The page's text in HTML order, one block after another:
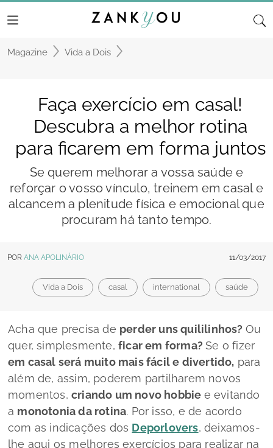
Magazine Vida a Dois
Faça exercício em casal!
Descubra a melhor rotina
para ficarem em forma juntos
Se querem melhorar a vossa saúde e
reforçar o vosso vínculo, treinem em casal e
alcancem a plenitude física e emocional que
procuram há tanto tempo.
POR ANA APOLINÁRIO 11/03/2017
Vida a Dois casal international saúde
Acha que precisa de perder uns quililinhos? Ou
quer, simplesmente, ficar em forma? Se o fizer
em casal será muito mais fácil e divertido, para
além de, assim, poderem partilharem novos
momentos, criando um novo hobbie e evitando
a monotonia da rotina. Por isso, e de acordo
com as indicações dos Deporlovers, deixamos-
lhe aqui os melhores exercícios para realizar na